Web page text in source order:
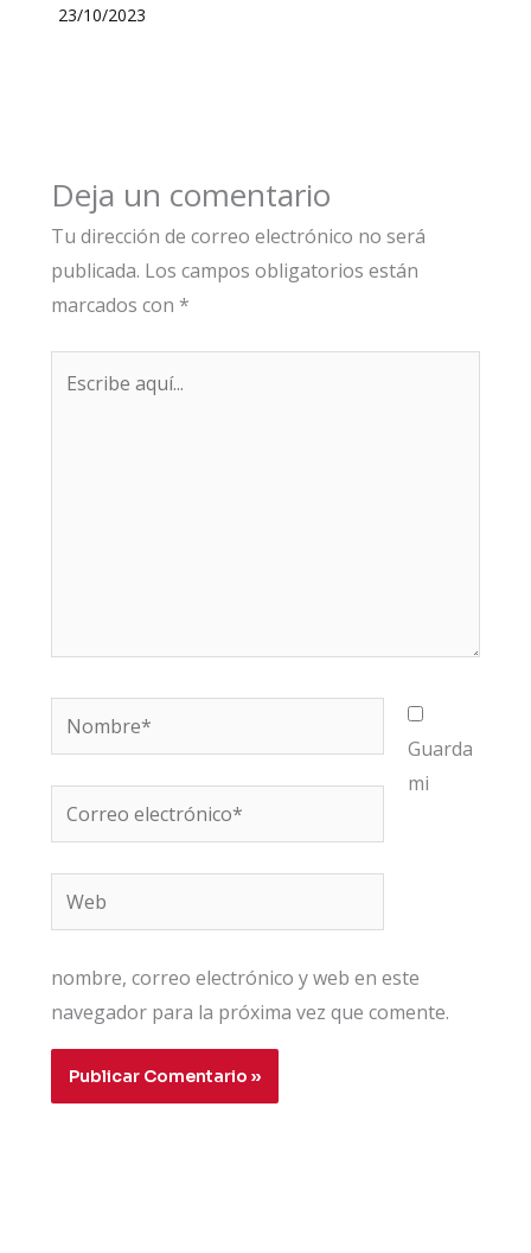
23/10/2023
Deja un comentario
Tu dirección de correo electrónico no será
publicada. Los campos obligatorios están
marcados con *
Nombre*
Correo
electrónico*
Web
Guarda
mi
nombre, correo electrónico y web en este
navegador para la próxima vez que comente.